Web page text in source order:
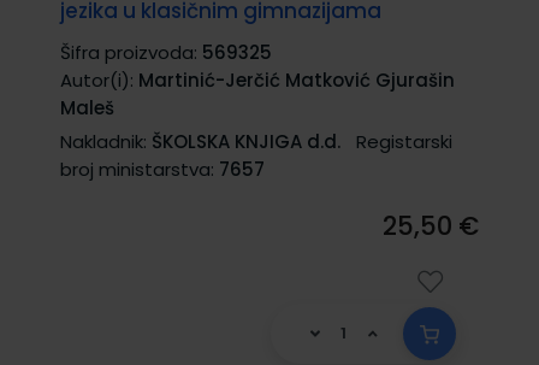
jezika u klasičnim gimnazijama
Šifra proizvoda: 569325
Autor(i): Martinić-Jerčić Matković Gjurašin
Maleš
Nakladnik: ŠKOLSKA KNJIGA d.d.
Registarski
broj ministarstva: 7657
25,50 €